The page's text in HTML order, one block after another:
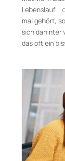
Lebenslauf –
mal gehört,
sich dahinter
das oft ein